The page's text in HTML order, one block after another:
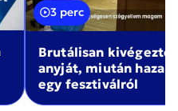
3 perc
Brutálisan kivégezte
anyját, miután
egy fesztiválról